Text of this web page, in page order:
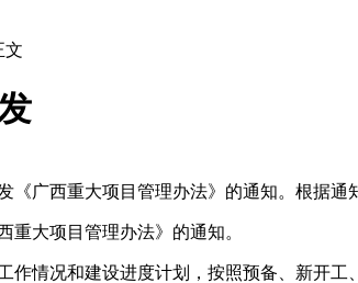
文
《广西重大项目管理办法》的通知。根据
重大项目管理办法》的通知。
作情况和建设进度计划，按照预备、新开